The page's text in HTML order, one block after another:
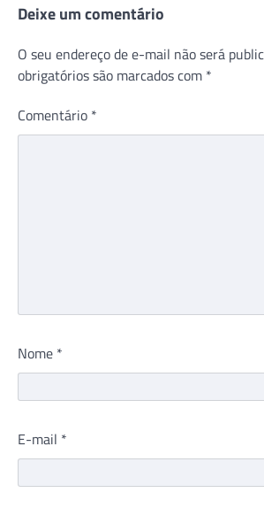
Deixe um comentário
O seu endereço de e-mail não será
obrigatórios são marcados com *
Comentário *
Nome *
E-mail *